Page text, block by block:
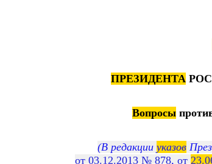
ПРЕЗИДЕНТА
Вопросы
(В редакции указов
от 03.12.2013 № 878, от